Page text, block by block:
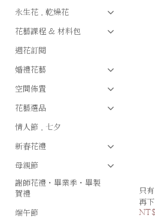
永生花．乾燥花
花藝課程 & 材料包
週花訂閱
婚禮花藝
空間佈置
花藝選品
情人節．七夕
新春花禮
母親節
謝師花禮・畢業季・畢製
賀禮
端午節
只
再